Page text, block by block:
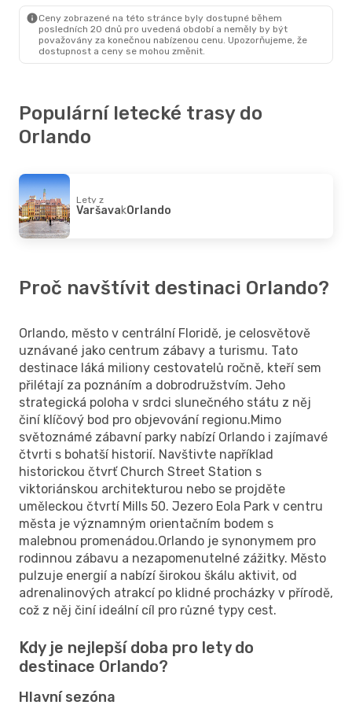
Ceny zobrazené na této stránce byly dostupné během
posledních 20 dnů pro uvedená období a neměly by být
považovány za konečnou nabízenou cenu. Upozorňujeme, že
dostupnost a ceny se mohou změnit.
Populární letecké trasy do
Orlando
Lety z
VaršavakOrlando
Proč navštívit destinaci Orlando?
Orlando, město v centrální Floridě, je celosvětově
uznávané jako centrum zábavy a turismu. Tato
destinace láká miliony cestovatelů ročně, kteří sem
přilétají za poznáním a dobrodružstvím. Jeho
strategická poloha v srdci slunečného státu z něj
činí klíčový bod pro objevování regionu.Mimo
světoznámé zábavní parky nabízí Orlando i zajímavé
čtvrti s bohatší historií. Navštivte například
historickou čtvrť Church Street Station s
viktoriánskou architekturou nebo se projděte
uměleckou čtvrtí Mills 50. Jezero Eola Park v centru
města je významným orientačním bodem s
malebnou promenádou.Orlando je synonymem pro
rodinnou zábavu a nezapomenutelné zážitky. Město
pulzuje energií a nabízí širokou škálu aktivit, od
adrenalinových atrakcí po klidné procházky v přírodě,
což z něj činí ideální cíl pro různé typy cest.
Kdy je nejlepší doba pro lety do
destinace Orlando?
Hlavní sezóna